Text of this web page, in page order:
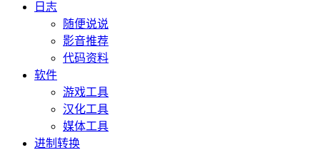
日志
随便说说
影音推荐
代码资料
软件
游戏工具
汉化工具
媒体工具
进制转换